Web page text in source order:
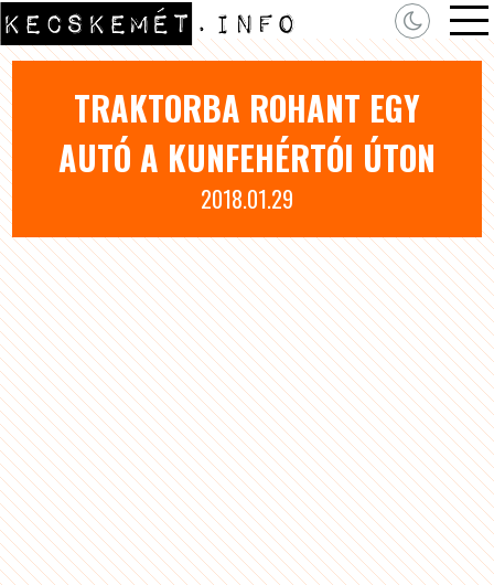
TRAKTORBA ROHANT EGY
AUTÓ A KUNFEHÉRTÓI ÚTON
2018.01.29